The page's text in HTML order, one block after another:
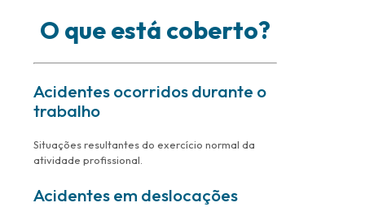
O que está coberto?
Acidentes ocorridos durante o
trabalho
Situações resultantes do exercício normal da
atividade profissional.
Acidentes em deslocações